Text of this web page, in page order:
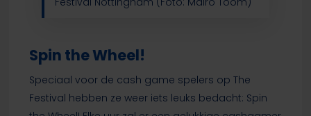
Spin the Wheel!
Speciaal voor de cash game spelers op The
Festival hebben ze weer iets leuks bedacht: Spin